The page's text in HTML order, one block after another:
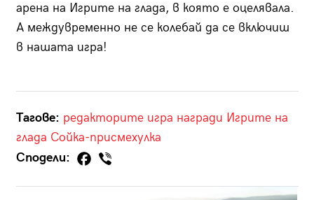
арена на Игрите на глада, в която е оцелявала.
А междувременно не се колебай да се включиш
в нашата игра!
Тагове: редакторите игра награди Игрите на
глада Сойка-присмехулка
Сподели: